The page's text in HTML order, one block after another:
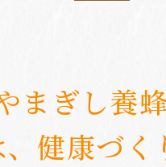
まぎし養
、健康づく